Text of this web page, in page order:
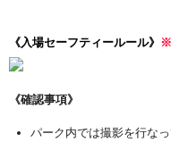
《入場セーフティールール》 ※
《確認事項》
パーク内では撮影を行な